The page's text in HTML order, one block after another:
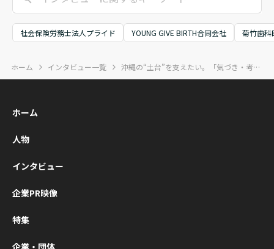
りの事業や社会へ
の想いが重なる、
熱い時間となりま
い歩み」そのもの
に光を当てた書籍
『挑戦者の履歴
に出版となりまし
した。
ECUTIVEは
営者同士が
いに成長し
社会保険労務士法人プライド YOUNG GIVE BIRTH合同会社 菊竹歯科
ホーム インタビュー一覧 沖縄の“土台”を支えたい。「気づき・考え・行動する」挑戦者
ホーム
人物
インタビュー
企業PR映像
特集